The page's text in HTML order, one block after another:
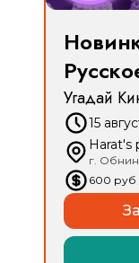
Угадай
15
Harat's
г.
600 руб